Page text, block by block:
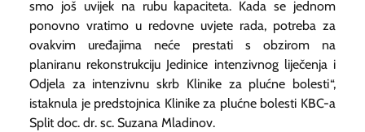
smo još uvijek na rubu kapaciteta. Kada se jednom
ponovno vratimo u redovne uvjete rada, potreba za
ovakvim uređajima neće prestati s obzirom na
planiranu rekonstrukciju Jedinice intenzivnog liječenja i
Odjela za intenzivnu skrb Klinike za plućne bolesti“,
istaknula je predstojnica Klinike za plućne bolesti KBC-a
Split doc. dr. sc. Suzana Mladinov.